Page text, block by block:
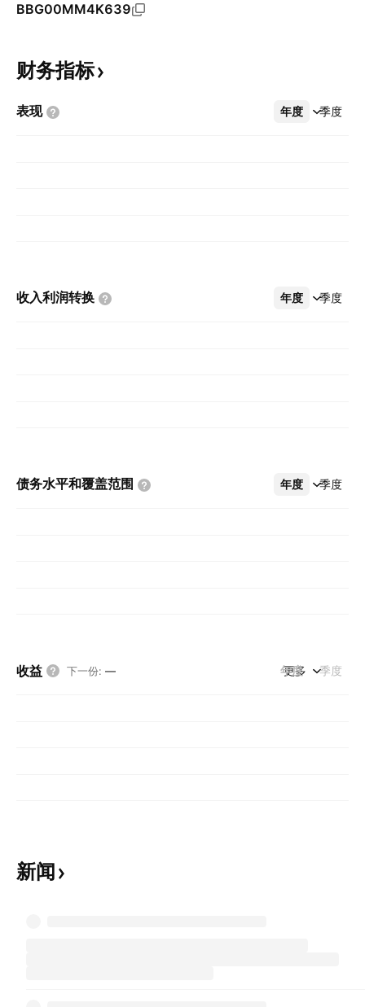
BBG00MM4K639
财务指标
表现 年度 季度
更多
收入利润转换 年度 季度
更多
债务水平和覆盖范围 年度 季度
更多
收益 下一份: — 年度 季度
更多
新闻